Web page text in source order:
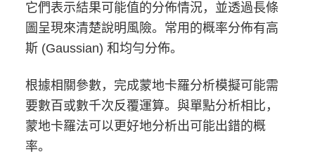
它們表示結果可能值的分佈情況，並透過長條
圖呈現來清楚說明風險。常用的概率分佈有高
斯 (Gaussian) 和均勻分佈。
根據相關參數，完成蒙地卡羅分析模擬可能需
要數百或數千次反覆運算。與單點分析相比，
蒙地卡羅法可以更好地分析出可能出錯的概
率。